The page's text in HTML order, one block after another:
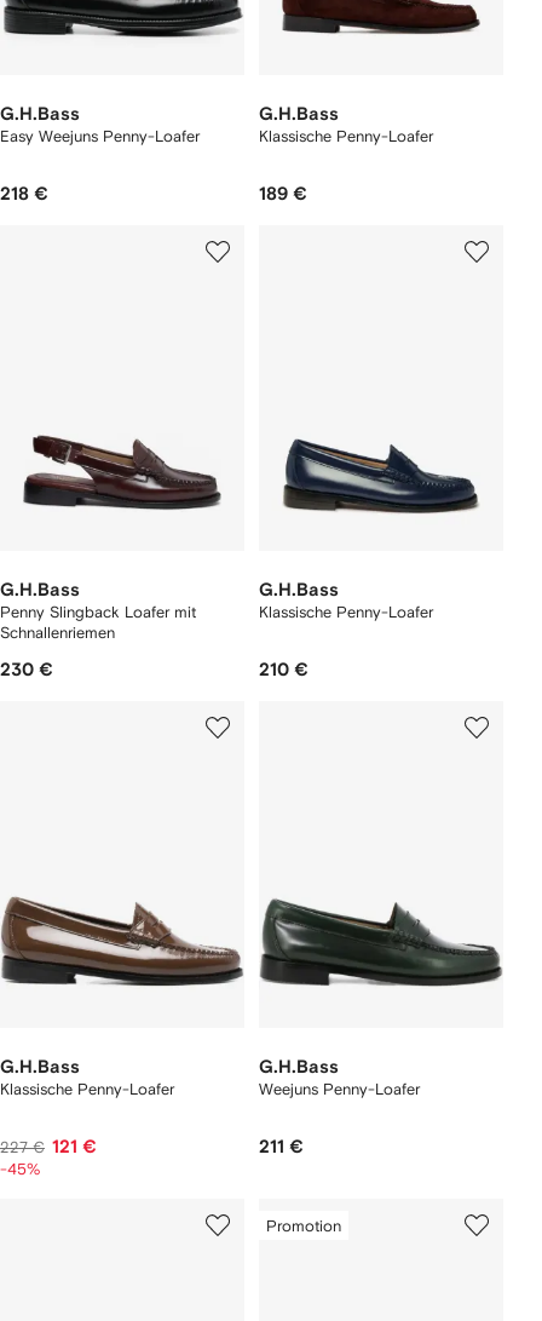
G.H.Bass
Easy Weejuns Penny-Loafer
218 €
G.H.Bass
Klassische Penny-Loafer
189 €
G.H.Bass
Penny Slingback Loafer mit
Schnallenriemen
230 €
G.H.Bass
Klassische Penny-Loafer
210 €
G.H.Bass
Klassische Penny-Loafer
227 € 121 €
-45%
G.H.Bass
Weejuns Penny-Loafer
211 €
Promotion